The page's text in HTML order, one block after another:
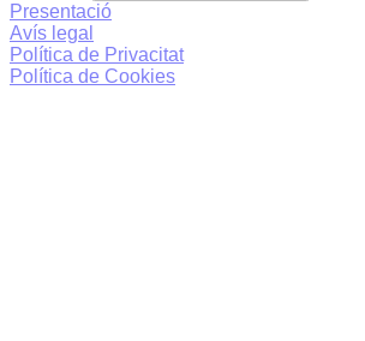
Presentació
Avís legal
Política de Privacitat
Política de Cookies